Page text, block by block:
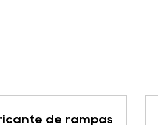
de rampas